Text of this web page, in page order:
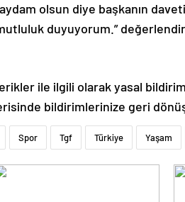
olsun diye başkanın
duyuyorum.”
ile ilgili olarak yasal
bildirimlerinize geri dönüş
Spor Tgf Türkiye Yaşam